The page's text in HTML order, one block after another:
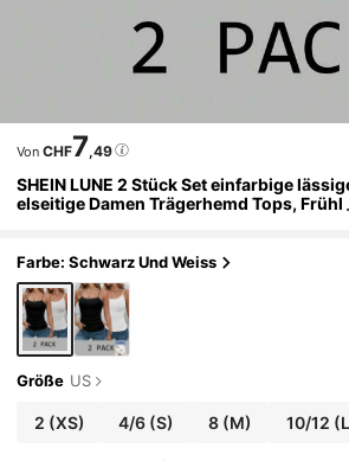
Von CHF7,49
SHEIN LUNE 2 Stück Set einfarbige
elseitige Damen Trägerhemd Tops, Frühl
Farbe: Schwarz Und Weiss
Größe US
2 (XS) 4/6 (S) 8(M) 10/12